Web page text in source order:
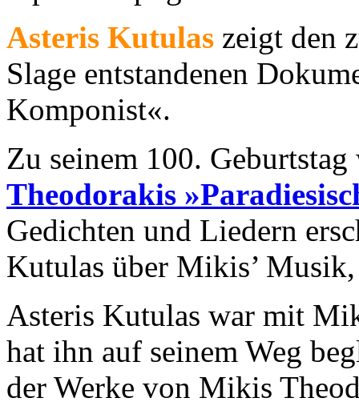
Asteris Kutulas zeigt den
Slage entstandenen
Komponist«.
Zu seinem 100.
Theodorakis
Gedichten und Liedern
Kutulas über Mikis’
Asteris Kutulas war mit
hat ihn auf seinem Weg
der Werke von Mikis